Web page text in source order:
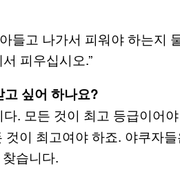
들고 나가서 피워야 하는지
피우십시오.”
싶어 하나요?
. 모든 것이 최고 등급이어
이 최고여야 하죠. 야쿠자
습니다.